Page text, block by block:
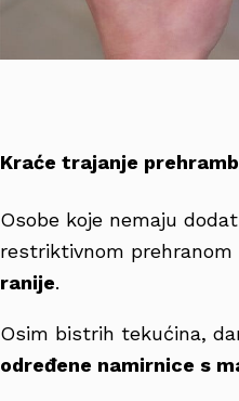
Kraće trajanje
Osobe koje nemaju
restriktivnom prehranom
ranije.
Osim bistrih tekućina,
određene namirnice s